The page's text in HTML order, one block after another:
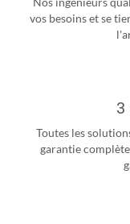
vos besoins et se
3
Toutes les
garantie complète